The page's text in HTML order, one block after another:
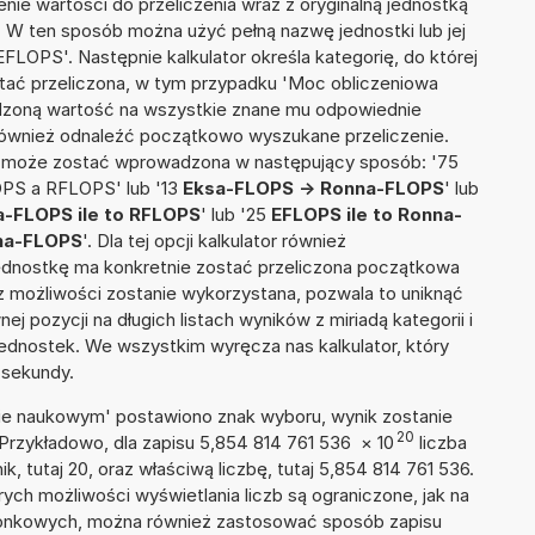
ten sposób można użyć pełną nazwę jednostki lub jej
Następnie kalkulator określa kategorię, do której
przeliczona, w tym przypadku 'Moc obliczeniowa
wartość na wszystkie znane mu odpowiednie
odnaleźć początkowo wyszukane przeliczenie.
zostać wprowadzona w następujący sposób: '75
a RFLOPS' lub '13 Eksa-FLOPS -> Ronna-FLOPS' lub
FLOPS ile to RFLOPS' lub '25 EFLOPS ile to Ronna-
FLOPS'. Dla tej opcji kalkulator również
ma konkretnie zostać przeliczona początkowa
zostanie wykorzystana, pozwala to uniknąć
pozycji na długich listach wyników z miriadą kategorii i
We wszystkim wyręcza nas kalkulator, który
naukowym' postawiono znak wyboru, wynik zostanie
dla zapisu 5,854 814 761 536 × 10 20 liczba
tutaj 20, oraz właściwą liczbę, tutaj 5,854 814 761 536.
możliwości wyświetlania liczb są ograniczone, jak na
można również zastosować sposób zapisu